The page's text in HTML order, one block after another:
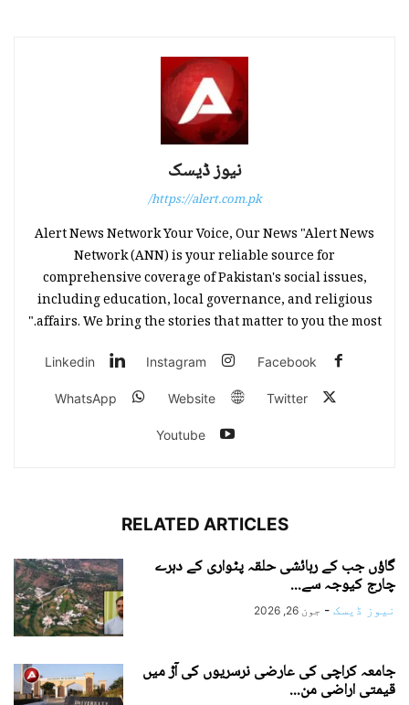
نیوز ڈیسک
https://alert.com.pk/
Alert News Network Your Voice, Our News "Alert News
Network (ANN) is your reliable source for
comprehensive coverage of Pakistan's social issues,
including education, local governance, and religious
affairs. We bring the stories that matter to you the most."
Facebook
Instagram
Linkedin
Twitter
Website
WhatsApp
Youtube
RELATED ARTICLES
گاؤں جب کے رہائشی حلقہ پٹواری کے دہرے
چارج کیوجہ سے...
نیوز ڈیسک - جون 26, 2026
جامعہ کراچی کی عارضی نرسریوں کی آڑ میں
قیمتی اراضی من...